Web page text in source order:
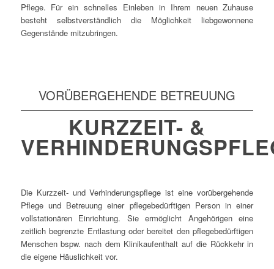
Pflege. Für ein schnelles Einleben in Ihrem neuen Zuhause
besteht selbstverständlich die Möglichkeit liebgewonnene
Gegenstände mitzubringen.
VORÜBERGEHENDE BETREUUNG
KURZZEIT- &
Die Kurzzeit- und Verhinderungspflege ist eine vorübergehende
Pflege und Betreuung einer pflegebedürftigen Person in einer
vollstationären Einrichtung. Sie ermöglicht Angehörigen eine
zeitlich begrenzte Entlastung oder bereitet den pflegebedürftigen
Menschen bspw. nach dem Klinikaufenthalt auf die Rückkehr in
die eigene Häuslichkeit vor.